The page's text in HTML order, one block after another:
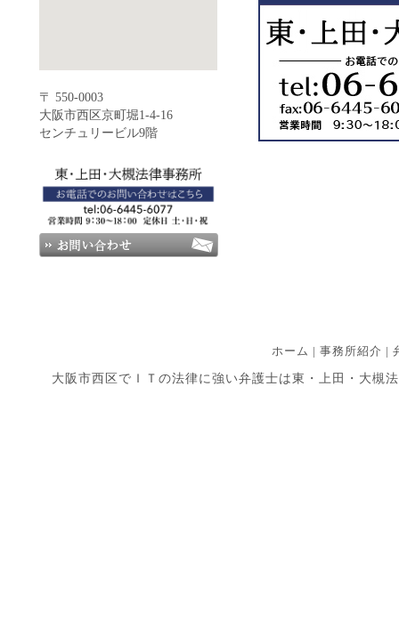
〒 550-0003
大阪市西区京町堀1-4-16
センチュリービル9階
ホーム | 事務所紹介 |
大阪市西区でＩＴの法律に強い弁護士は東・上田・大